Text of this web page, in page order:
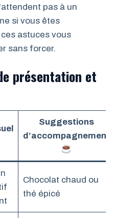
pas à un
si vous êtes
astuces vous
sans forcer.
présentation et
Suggestions
d’accompagnement
Chocolat chaud ou
thé épicé